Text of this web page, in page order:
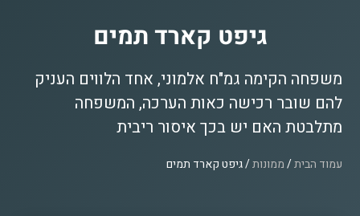
גיפט קארד תמים
משפחה הקימה גמ"ח אלמוני, אחד הלווים העניק
להם שובר רכישה כאות הערכה, המשפחה
מתלבטת האם יש בכך איסור ריבית
עמוד הבית/ממונות/ גיפט קארד תמים